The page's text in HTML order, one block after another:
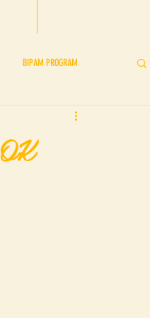
BIPAM PROGRAM
BIPAM Showcase